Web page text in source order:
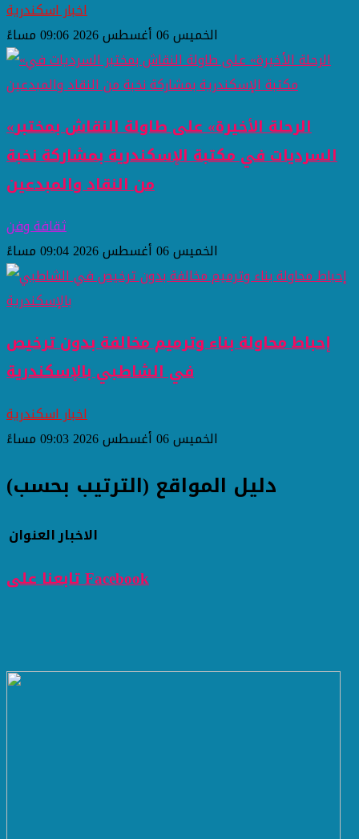
اخبار اسكندرية
الخميس 06 أغسطس 2026 09:06 مساءً
«الرحلة الأخيرة» على طاولة النقاش بمختبر
السرديات في مكتبة الإسكندرية بمشاركة نخبة
من النقاد والمبدعين
ثقافة وفن
الخميس 06 أغسطس 2026 09:04 مساءً
إحباط محاولة بناء وترميم مخالفة بدون ترخيص
في الشاطبي بالإسكندرية
اخبار اسكندرية
الخميس 06 أغسطس 2026 09:03 مساءً
دليل المواقع (الترتيب بحسب)
العنوانالاخبار
تابعنا على Facebook